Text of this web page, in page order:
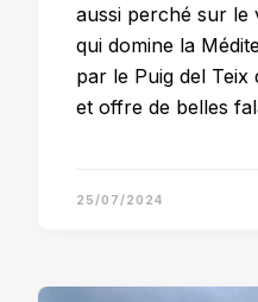
aussi perché sur le
qui domine la
par le Puig del Teix
et offre de belles
25/07/2024